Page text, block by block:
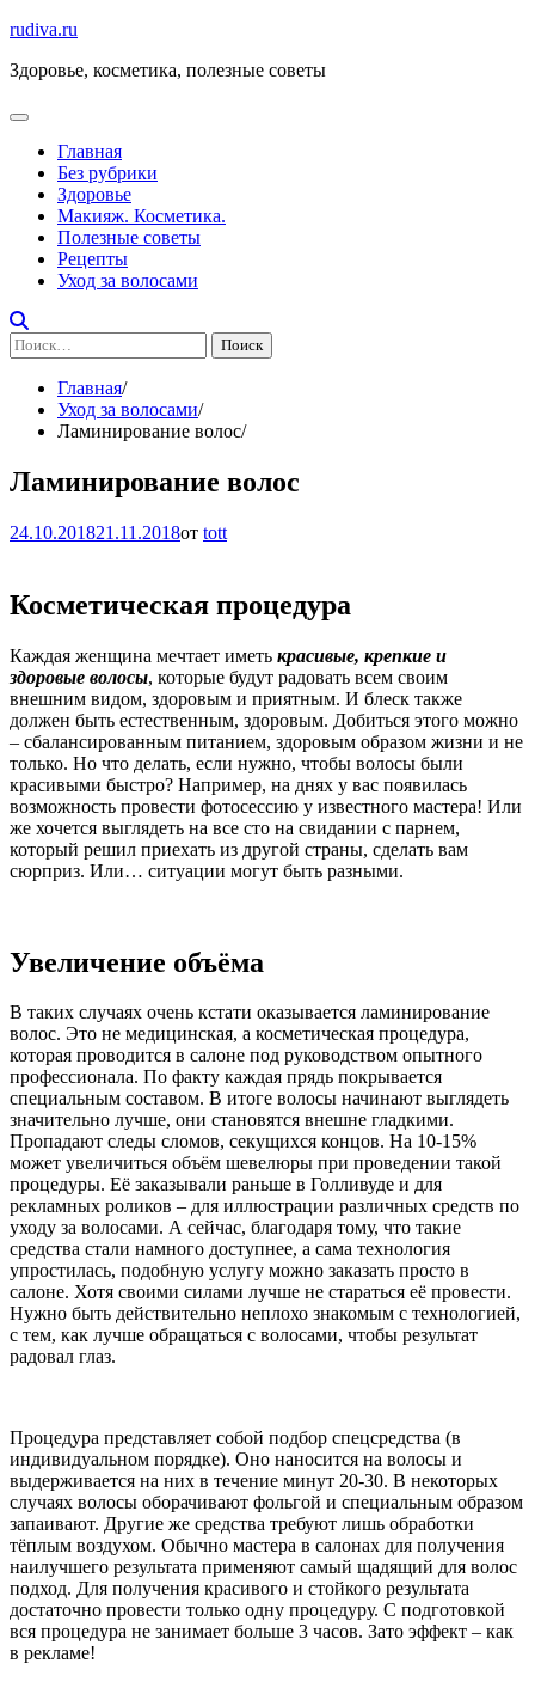
Перейти
содержимому
rudiva.ru
Здоровье, косметика, полезные советы
Главная
Без рубрики
Здоровье
Макияж. Косметика.
Полезные советы
Рецепты
Уход за волосами
Найти:
Главная
Уход за волосами
Ламинирование волос
Ламинирование волос
24.10.201821.11.2018от tott
Косметическая процедура
Каждая женщина мечтает иметь красивые, крепкие и
здоровые волосы, которые будут радовать всем своим
внешним видом, здоровым и приятным. И блеск также
должен быть естественным, здоровым. Добиться этого можно
– сбалансированным питанием, здоровым образом жизни и не
только. Но что делать, если нужно, чтобы волосы были
красивыми быстро? Например, на днях у вас появилась
возможность провести фотосессию у известного мастера! Или
же хочется выглядеть на все сто на свидании с парнем,
который решил приехать из другой страны, сделать вам
сюрприз. Или… ситуации могут быть разными.
Увеличение объёма
В таких случаях очень кстати оказывается ламинирование
волос. Это не медицинская, а косметическая процедура,
которая проводится в салоне под руководством опытного
профессионала. По факту каждая прядь покрывается
специальным составом. В итоге волосы начинают выглядеть
значительно лучше, они становятся внешне гладкими.
Пропадают следы сломов, секущихся концов. На 10-15%
может увеличиться объём шевелюры при проведении такой
процедуры. Её заказывали раньше в Голливуде и для
рекламных роликов – для иллюстрации различных средств по
уходу за волосами. А сейчас, благодаря тому, что такие
средства стали намного доступнее, а сама технология
упростилась, подобную услугу можно заказать просто в
салоне. Хотя своими силами лучше не стараться её провести.
Нужно быть действительно неплохо знакомым с технологией,
с тем, как лучше обращаться с волосами, чтобы результат
радовал глаз.
Процедура представляет собой подбор спецсредства (в
индивидуальном порядке). Оно наносится на волосы и
выдерживается на них в течение минут 20-30. В некоторых
случаях волосы оборачивают фольгой и специальным образом
запаивают. Другие же средства требуют лишь обработки
тёплым воздухом. Обычно мастера в салонах для получения
наилучшего результата применяют самый щадящий для волос
подход. Для получения красивого и стойкого результата
достаточно провести только одну процедуру. С подготовкой
вся процедура не занимает больше 3 часов. Зато эффект – как
в рекламе!